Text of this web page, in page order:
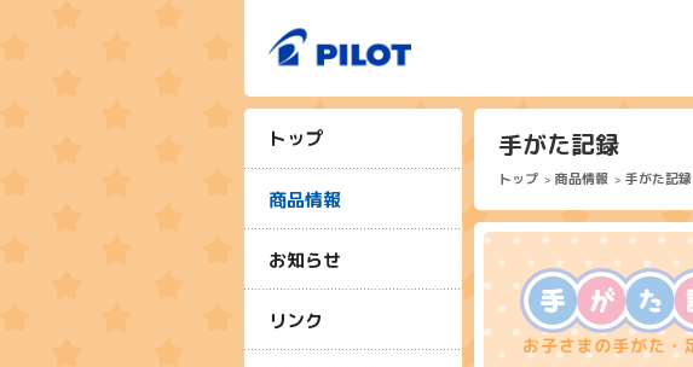
トップ
商品情報
お知らせ
リンク
手がた記録
トップ 商品情報 手がた記録